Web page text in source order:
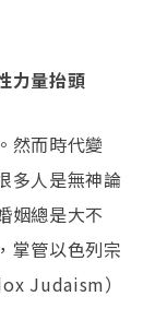
力量抬頭
然而時代變
多人是無神論
姻總是大不
掌管以色列宗
Judaism）